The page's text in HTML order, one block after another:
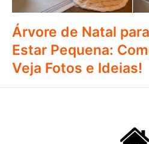
Árvore de Natal
Estar Pequena:
Veja Fotos e Ideias!